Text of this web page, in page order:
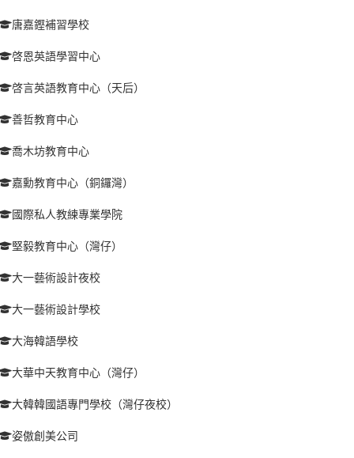
唐嘉鏗補習學校
啓恩英語學習中心
啓言英語教育中心（天后）
善哲教育中心
喬木坊教育中心
嘉勳教育中心（銅鑼灣）
國際私人教練專業學院
堅毅教育中心（灣仔）
大一藝術設計夜校
大一藝術設計學校
大海韓語學校
大華中天教育中心（灣仔）
大韓韓國語專門學校（灣仔夜校）
姿傲創美公司